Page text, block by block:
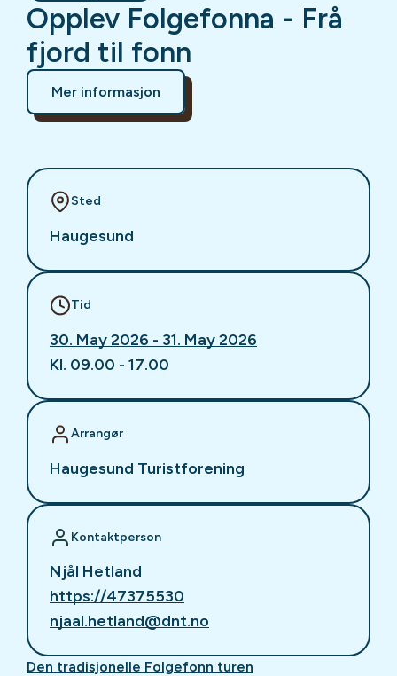
Opplev Folgefonna - Frå
fjord til fonn
Mer informasjon
Sted
Haugesund
Tid
30. May 2026 - 31. May 2026
Kl. 09.00 - 17.00
Arrangør
Haugesund Turistforening
Kontaktperson
Njål Hetland
https://47375530
njaal.hetland@dnt.no
Den tradisjonelle Folgefonn turen